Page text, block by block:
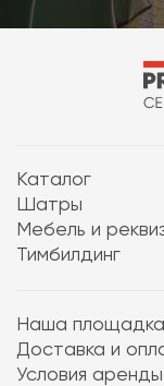
Каталог
Шатры
Мебель и
Тимбилдинг
Наша площадка
Доставка и
Условия аренды